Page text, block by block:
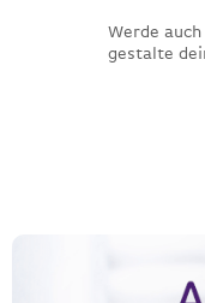
Werde
gestalte